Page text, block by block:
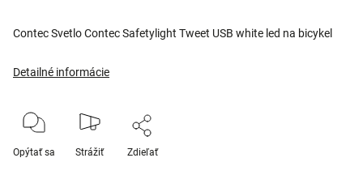
Contec Svetlo Contec Safetylight Tweet USB white led na bicykel
Detailné informácie
Opýtať sa Strážiť Zdieľať